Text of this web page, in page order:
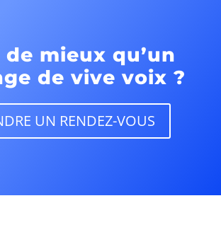
de mieux qu’un
de vive voix ?
UN RENDEZ-VOUS